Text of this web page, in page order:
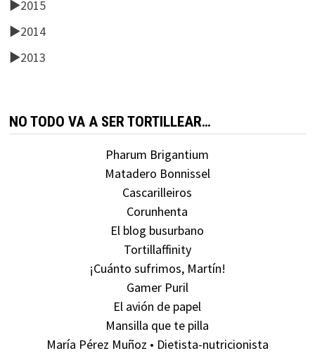
►2015
►2014
►2013
NO TODO VA A SER TORTILLEAR…
Pharum Brigantium
Matadero Bonnissel
Cascarilleiros
Corunhenta
El blog busurbano
Tortillaffinity
¡Cuánto sufrimos, Martín!
Gamer Puril
El avión de papel
Mansilla que te pilla
María Pérez Muñoz • Dietista-nutricionista